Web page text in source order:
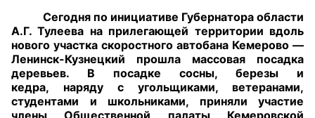
+7 (3842) 58-82-40
OPKO42@BK.RU
ОБРАТНАЯ СВЯЗЬ
Сегодня по инициативе Губернатора области
А.Г. Тулеева на прилегающей территории вдоль
нового участка скоростного автобана Кемерово —
Ленинск-Кузнецкий прошла массовая посадка
деревьев. В посадке сосны, березы и
кедра, наряду с угольщиками, ветеранами,
студентами и школьниками, приняли участие
члены Общественной палаты Кемеровской